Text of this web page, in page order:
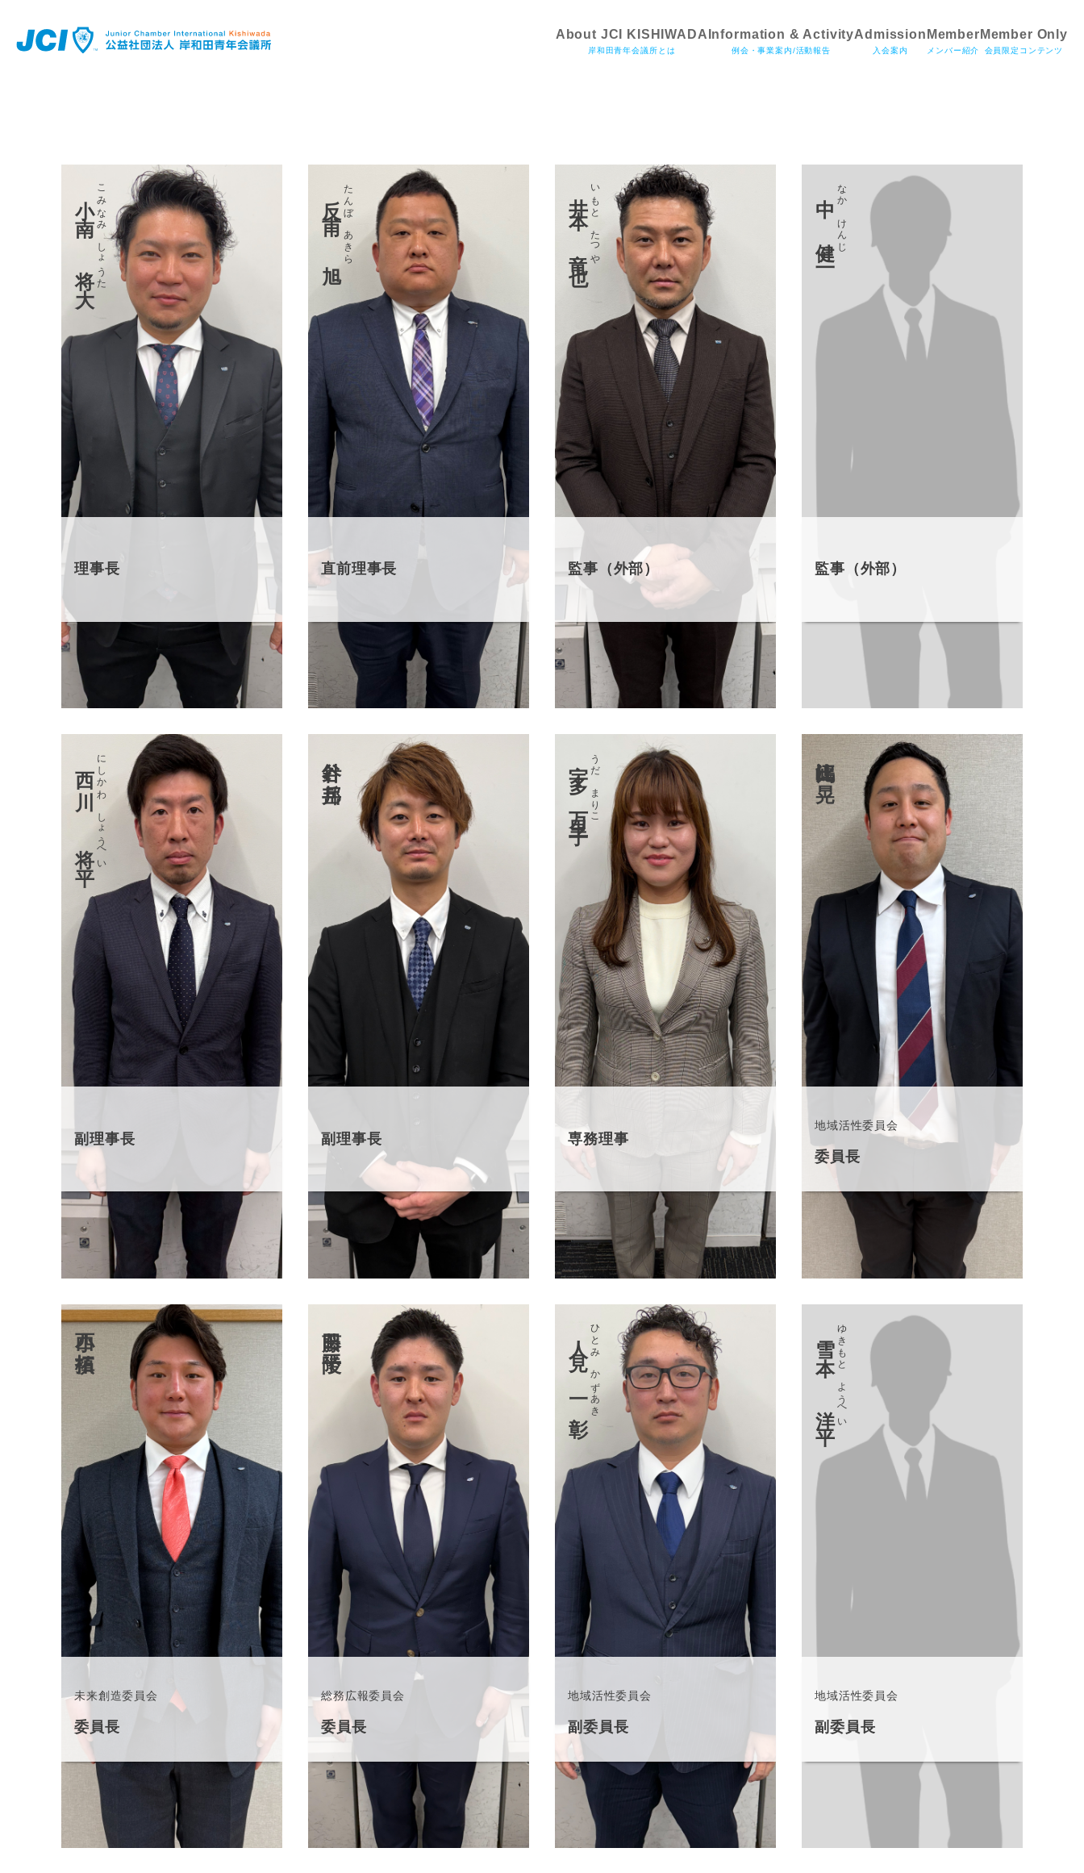
About JCI KISHIWADA
岸和田青年会議所とは
Information & Activity
例会・事業案内/活動報告
Admission
入会案内
Member
メンバー紹介
Member Only
会員限定コンテンツ
小南 将大こみなみ しょうた
理事長
反甫 旭たんぼ あきら
直前理事長
井本 竜也いもと たつや
監事（外部）
中 健二なか けんじ
監事（外部）
西川 将平にしかわ しょうへい
副理事長
針谷 岳邦
副理事長
宇多 万里子うだ まりこ
専務理事
比江嶋 晃
地域活性委員会
委員長
小西 拓槙
未来創造委員会
委員長
藤田 陵平
総務広報委員会
委員長
人見 一彰ひとみ かずあき
地域活性委員会
副委員長
雪本 洋平ゆきもと ようへい
地域活性委員会
副委員長